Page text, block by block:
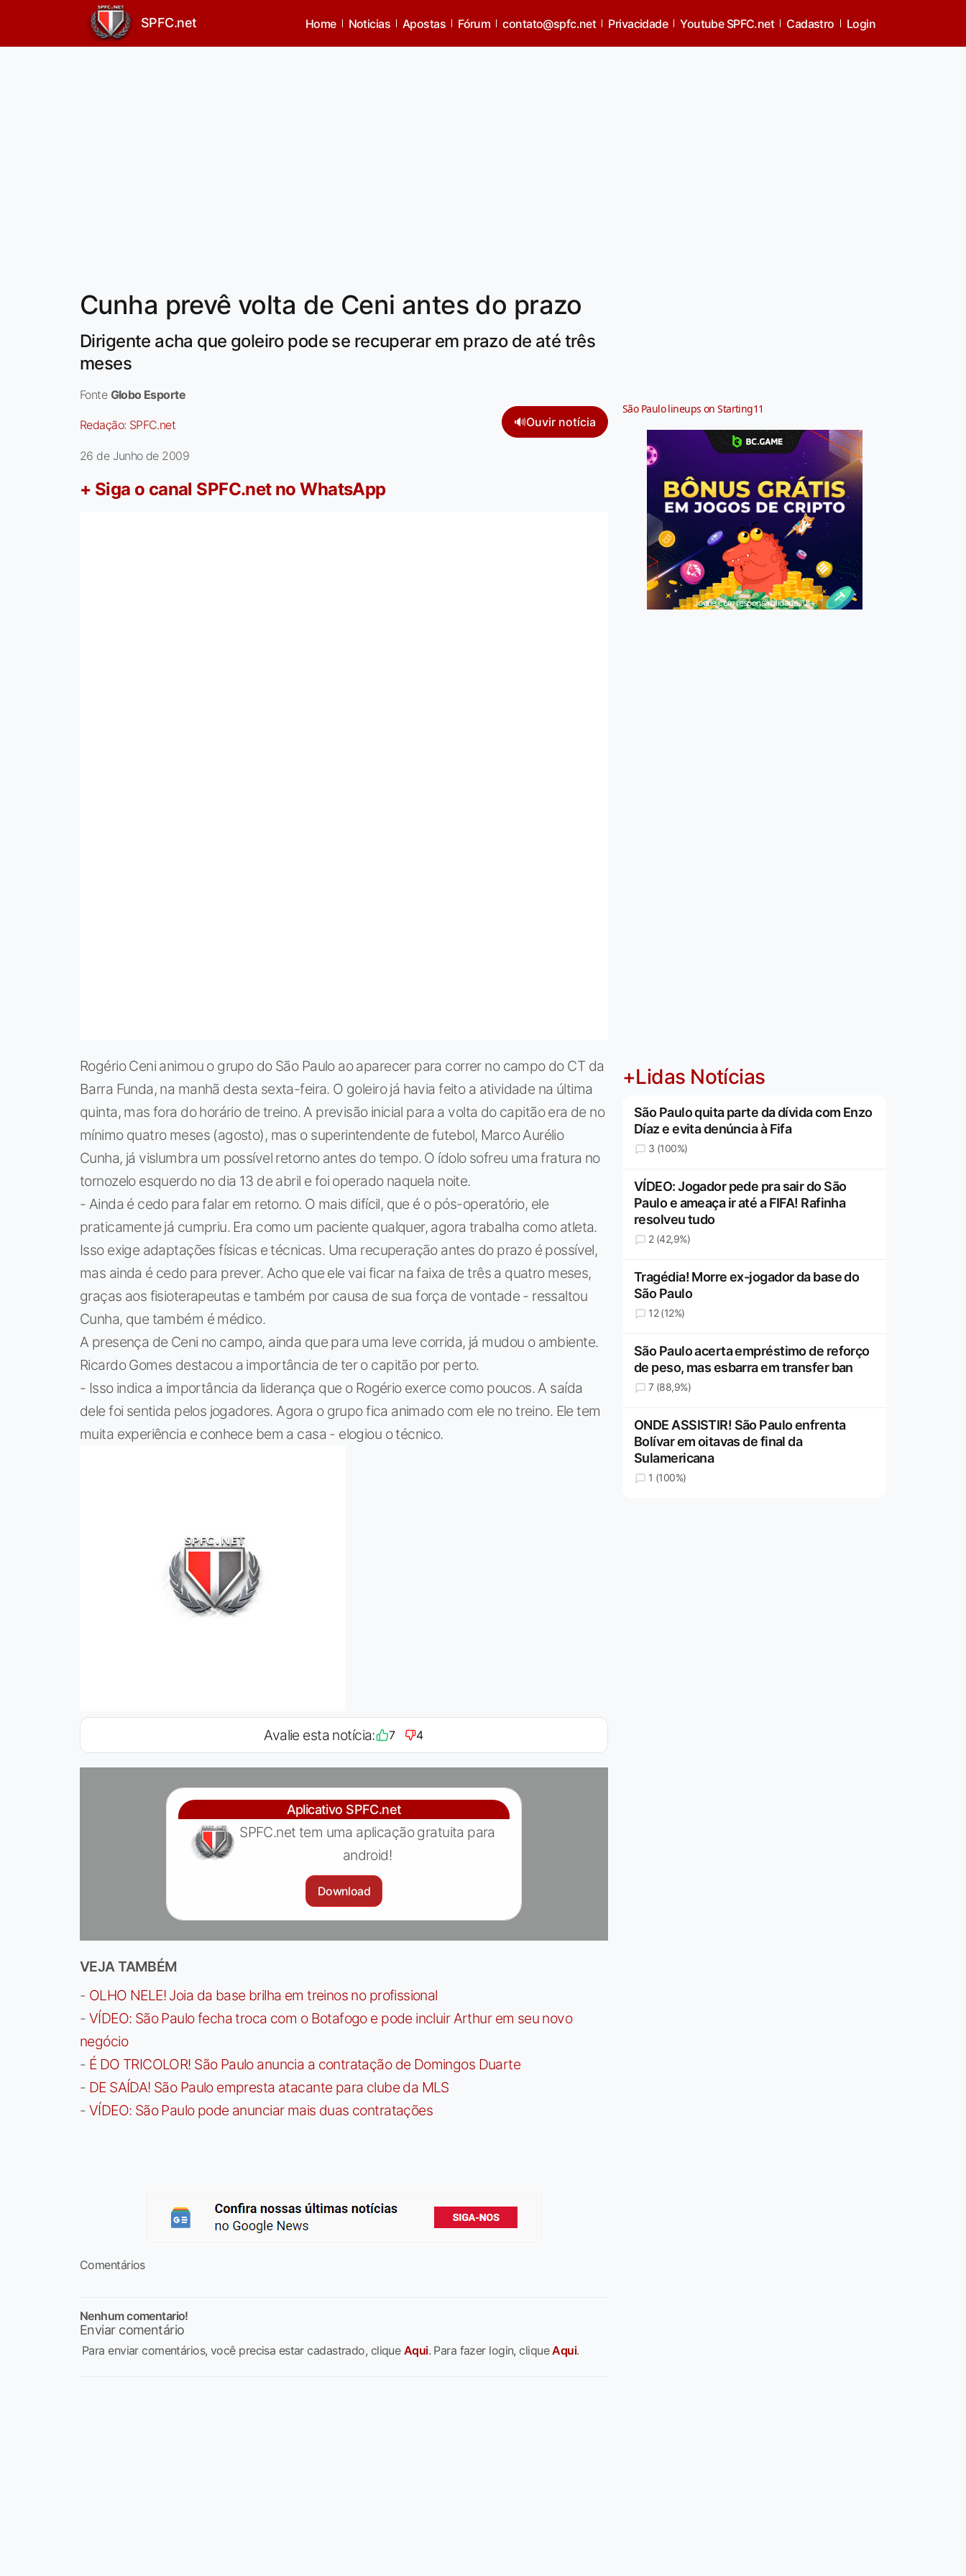
SPFC.net Home Noticias Apostas Fórum contato@spfc.net Privacidade Youtube SPFC.net Cadastro Login
Cunha prevê volta de Ceni antes do prazo
Dirigente acha que goleiro pode se recuperar em prazo de até três
meses
Fonte Globo Esporte
Redação: SPFC.net 🔊Ouvir notícia
26 de Junho de 2009
+ Siga o canal SPFC.net no WhatsApp
Rogério Ceni animou o grupo do São Paulo ao aparecer para correr no campo do CT da
Barra Funda, na manhã desta sexta-feira. O goleiro já havia feito a atividade na última
quinta, mas fora do horário de treino. A previsão inicial para a volta do capitão era de no
mínimo quatro meses (agosto), mas o superintendente de futebol, Marco Aurélio
Cunha, já vislumbra um possível retorno antes do tempo. O ídolo sofreu uma fratura no
tornozelo esquerdo no dia 13 de abril e foi operado naquela noite.
- Ainda é cedo para falar em retorno. O mais difícil, que é o pós-operatório, ele
praticamente já cumpriu. Era como um paciente qualquer, agora trabalha como atleta.
Isso exige adaptações físicas e técnicas. Uma recuperação antes do prazo é possível,
mas ainda é cedo para prever. Acho que ele vai ficar na faixa de três a quatro meses,
graças aos fisioterapeutas e também por causa de sua força de vontade - ressaltou
Cunha, que também é médico.
A presença de Ceni no campo, ainda que para uma leve corrida, já mudou o ambiente.
Ricardo Gomes destacou a importância de ter o capitão por perto.
- Isso indica a importância da liderança que o Rogério exerce como poucos. A saída
dele foi sentida pelos jogadores. Agora o grupo fica animado com ele no treino. Ele tem
muita experiência e conhece bem a casa - elogiou o técnico.
Avalie esta notícia: 7 4
Aplicativo SPFC.net
SPFC.net tem uma aplicação gratuita para
android!
Download
VEJA TAMBÉM
- OLHO NELE! Joia da base brilha em treinos no profissional
- VÍDEO: São Paulo fecha troca com o Botafogo e pode incluir Arthur em seu novo
negócio
- É DO TRICOLOR! São Paulo anuncia a contratação de Domingos Duarte
- DE SAÍDA! São Paulo empresta atacante para clube da MLS
- VÍDEO: São Paulo pode anunciar mais duas contratações
Comentários
Nenhum comentario!
Enviar comentário
Para enviar comentários, você precisa estar cadastrado, clique Aqui. Para fazer login, cliqueAqui.
São Paulo lineups on Starting11
Jogue com responsabilidade. 18+
+Lidas Notícias
São Paulo quita parte da dívida com Enzo
Díaz e evita denúncia à Fifa
3 (100%)
VÍDEO: Jogador pede pra sair do São
Paulo e ameaça ir até a FIFA! Rafinha
resolveu tudo
2 (42,9%)
Tragédia! Morre ex-jogador da base do
São Paulo
12 (12%)
São Paulo acerta empréstimo de reforço
de peso, mas esbarra em transfer ban
7 (88,9%)
ONDE ASSISTIR! São Paulo enfrenta
Bolívar em oitavas de final da
Sulamericana
1 (100%)